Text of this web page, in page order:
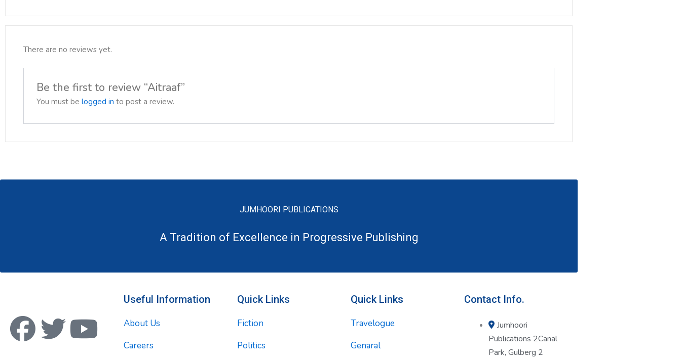
There are no reviews yet.
Be the first to review “Aitraaf”
You must belogged in to post a review.
JUMHOORI PUBLICATIONS
A Tradition of Excellence in Progressive Publishing
F T Y
Useful Information
About Us
Careers
Quick Links
Fiction
Politics
Quick Links
Travelogue
Genaral
Contact Info.
Jumhoori
Publications 2Canal
Park, Gulberg 2